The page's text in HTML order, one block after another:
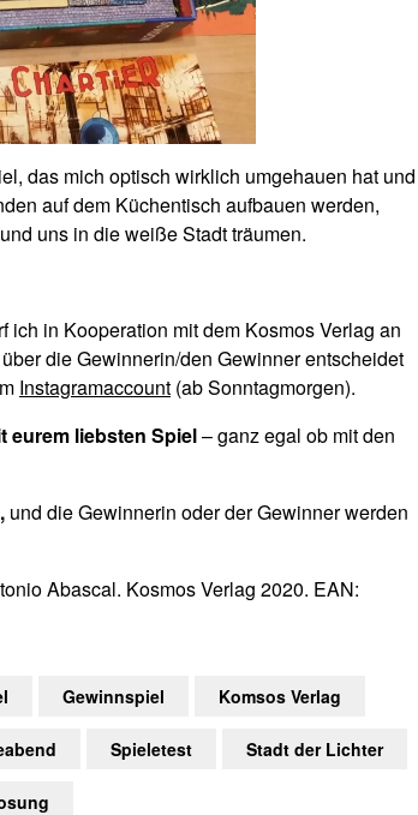
das mich optisch wirklich umgehauen hat und
auf dem Küchentisch aufbauen werden,
uns in die weiße Stadt träumen.
ich in Kooperation mit dem Kosmos Verlag an
die Gewinnerin/den Gewinner entscheidet
Instagramaccount (ab Sonntagmorgen).
eurem liebsten Spiel– ganz egal ob mit den
und die Gewinnerin oder der Gewinner werden
Abascal. Kosmos Verlag 2020. EAN:
Gewinnspiel Komsos Verlag
Spieletest Stadt der Lichter